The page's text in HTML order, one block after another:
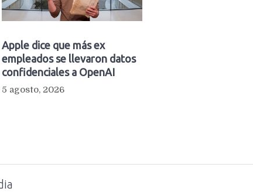
Apple dice que más ex
empleados se llevaron datos
confidenciales a OpenAI
5 agosto, 2026